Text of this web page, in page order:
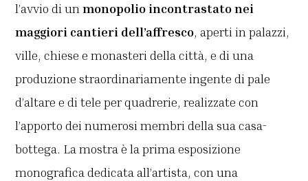
l’avvio di unmonopolio incontrastato nei
maggiori cantieri dell’affresco, aperti in palazzi,
ville, chiese e monasteri della città, e di una
produzione straordinariamente ingente di pale
d’altare e di tele per quadrerie, realizzate con
l’apporto dei numerosi membri della sua casa-
bottega. La mostra è la prima esposizione
monografica dedicata all’artista, con una